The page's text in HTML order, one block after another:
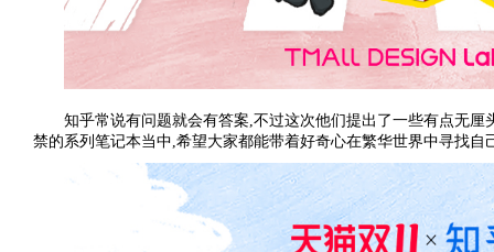
知乎常说有问题就会有答案,不过这次他们提出了一些有点无
禁的系列笔记本当中,希望大家都能带着好奇心在繁华世界中寻找自